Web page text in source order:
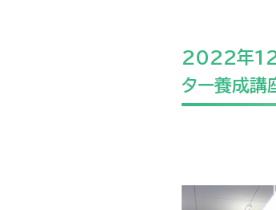
2022年12
ター養成講